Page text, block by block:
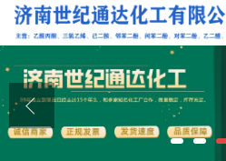
公司首页
公司介绍